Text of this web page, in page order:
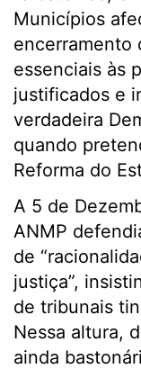
Municípios
encerramento
essenciais às
justificados e
verdadeira
quando
Reforma do
A 5 de
ANMP
de
justiça”,
de tribunais
Nessa altura,
ainda